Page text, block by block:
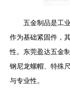
五金制品是工
作为基础紧固件，
性。东莞盈达五金
钢尼龙螺帽、特殊
与专业性。